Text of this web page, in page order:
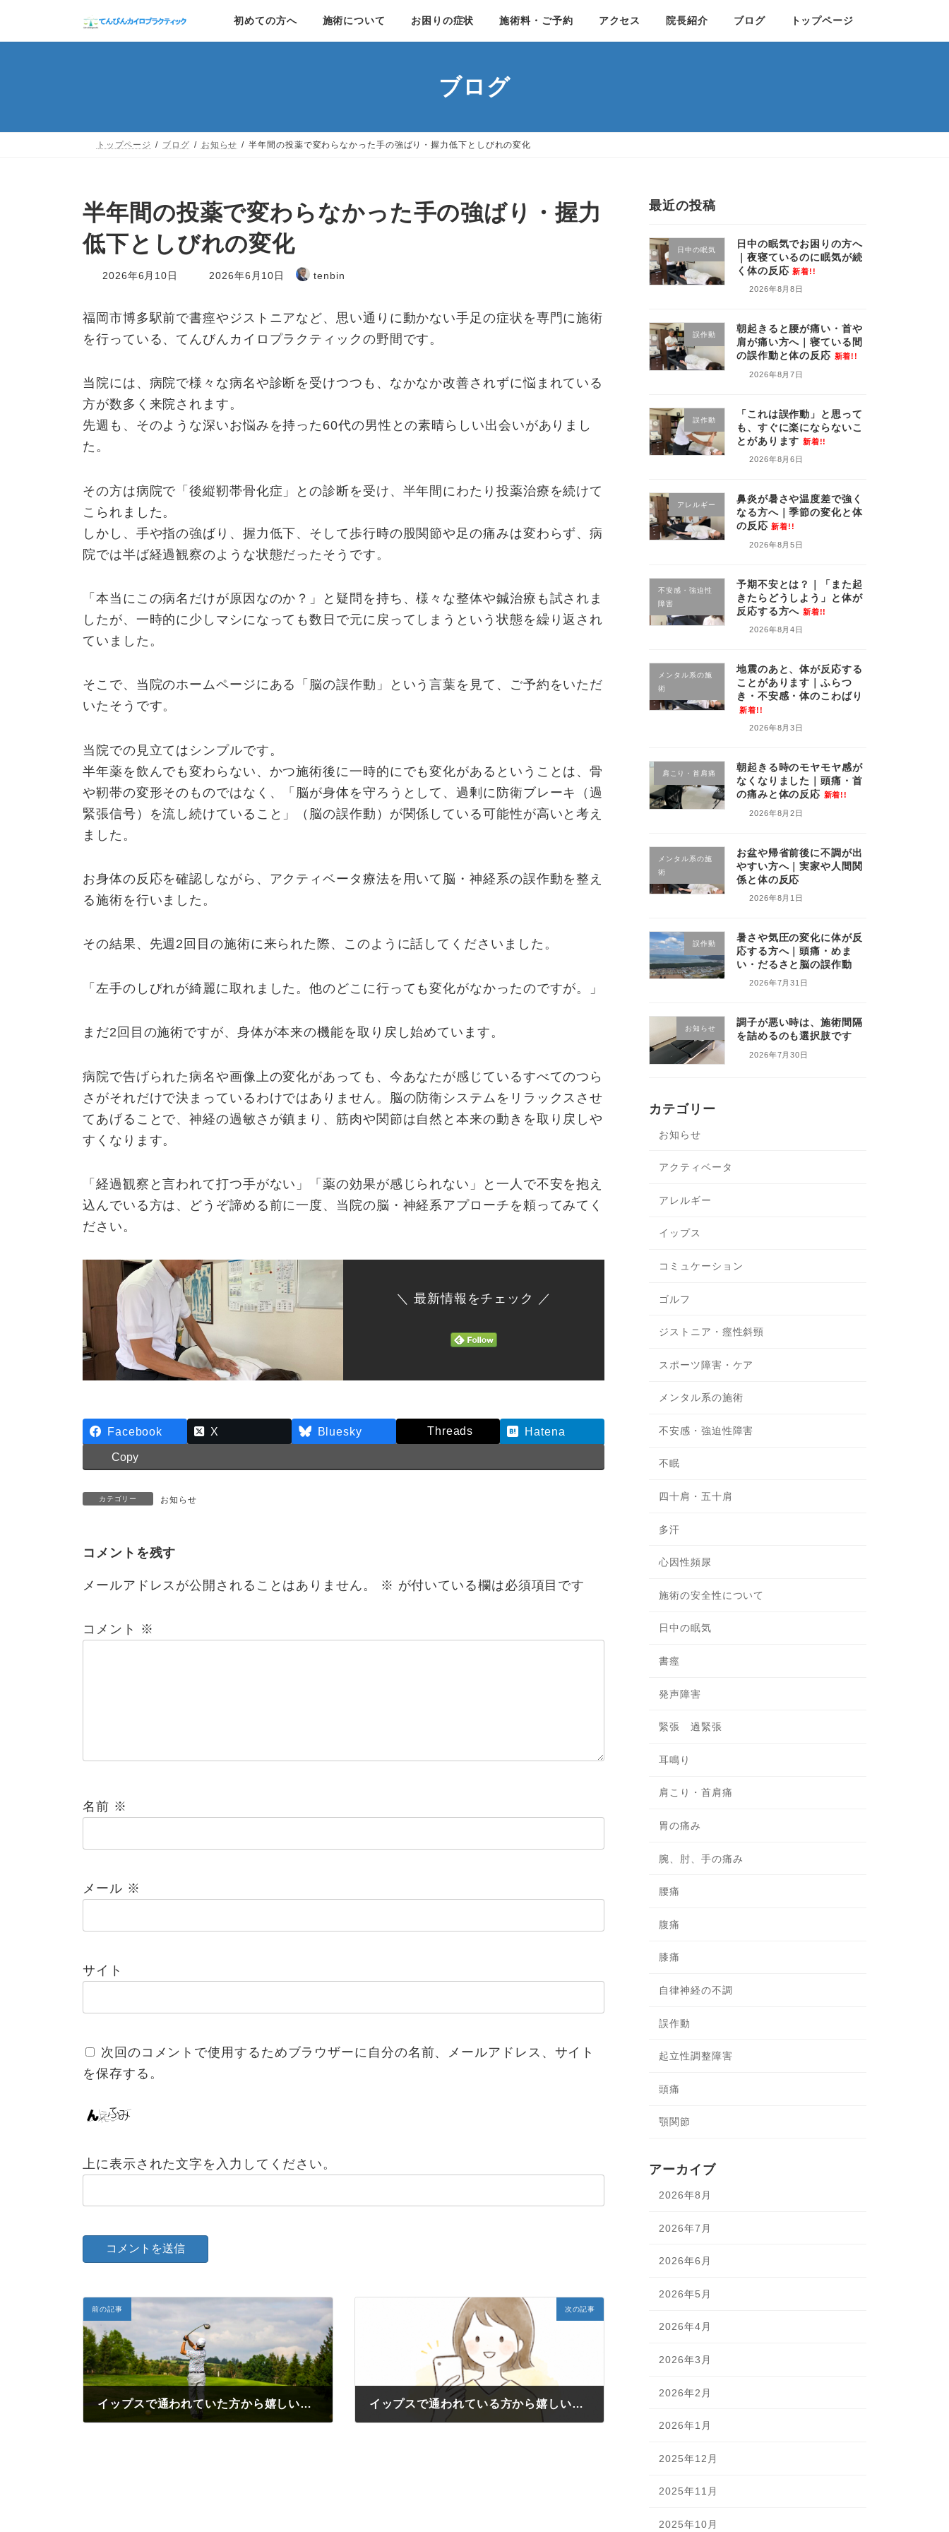
へ
ョ
初めての方へ 施術について お困りの症状 施術料・ご予約 アクセス 院長紹介 ブログ トップページ
ブログ
トップページ ブログ お知らせ 半年間の投薬で変わらなかった手の強ばり・握力低下としびれの変化
半年間の投薬で変わらなかった手の強ばり・握力
低下としびれの変化
2026年6月10日
最
更
日
:
2026年6月10日 tenbin
福岡市博多駅前で書痙やジストニアなど、思い通りに動かない手足の症状を専門に施術
を行っている、てんびんカイロプラクティックの野間です。
当院には、病院で様々な病名や診断を受けつつも、なかなか改善されずに悩まれている
方が数多く来院されます。
先週も、そのような深いお悩みを持った60代の男性との素晴らしい出会いがありまし
た。
その方は病院で「後縦靭帯骨化症」との診断を受け、半年間にわたり投薬治療を続けて
こられました。
しかし、手や指の強ばり、握力低下、そして歩行時の股関節や足の痛みは変わらず、病
院では半ば経過観察のような状態だったそうです。
「本当にこの病名だけが原因なのか？」と疑問を持ち、様々な整体や鍼治療も試されま
したが、一時的に少しマシになっても数日で元に戻ってしまうという状態を繰り返され
ていました。
そこで、当院のホームページにある「脳の誤作動」という言葉を見て、ご予約をいただ
いたそうです。
当院での見立てはシンプルです。
半年薬を飲んでも変わらない、かつ施術後に一時的にでも変化があるということは、骨
や靭帯の変形そのものではなく、「脳が身体を守ろうとして、過剰に防衛ブレーキ（過
緊張信号）を流し続けていること」（脳の誤作動）が関係している可能性が高いと考え
ました。
お身体の反応を確認しながら、アクティベータ療法を用いて脳・神経系の誤作動を整え
る施術を行いました。
その結果、先週2回目の施術に来られた際、このように話してくださいました。
「左手のしびれが綺麗に取れました。他のどこに行っても変化がなかったのですが。」
まだ2回目の施術ですが、身体が本来の機能を取り戻し始めています。
病院で告げられた病名や画像上の変化があっても、今あなたが感じているすべてのつら
さがそれだけで決まっているわけではありません。脳の防衛システムをリラックスさせ
てあげることで、神経の過敏さが鎮まり、筋肉や関節は自然と本来の動きを取り戻しや
すくなります。
「経過観察と言われて打つ手がない」「薬の効果が感じられない」と一人で不安を抱え
込んでいる方は、どうぞ諦める前に一度、当院の脳・神経系アプローチを頼ってみてく
ださい。
＼ 最新情報をチェック ／
Facebook X Bluesky Threads
Hatena
Copy
カテゴリー お知らせ
コメントを残す
メールアドレスが公開されることはありません。 ※ が付いている欄は必須項目です
コメント ※
名前 ※
メール ※
サイト
次回のコメントで使用するためブラウザーに自分の名前、メールアドレス、サイト
を保存する。
上に表示された文字を入力してください。
前の記事
イップスで通われていた方から嬉しいご連絡をいただきました
次の記事
イップスで通われている方から嬉しいご報告をいただきました
最近の投稿
日中の眠気
日中の眠気でお困りの方へ
｜夜寝ているのに眠気が続
く体の反応 新着!!
2026年8月8日
誤作動
朝起きると腰が痛い・首や
肩が痛い方へ｜寝ている間
の誤作動と体の反応 新着!!
2026年8月7日
誤作動
「これは誤作動」と思って
も、すぐに楽にならないこ
とがあります 新着!!
2026年8月6日
アレルギー
鼻炎が暑さや温度差で強く
なる方へ｜季節の変化と体
の反応 新着!!
2026年8月5日
不安感・強迫性
障害
予期不安とは？｜「また起
きたらどうしよう」と体が
反応する方へ 新着!!
2026年8月4日
メンタル系の施
術
地震のあと、体が反応する
ことがあります｜ふらつ
き・不安感・体のこわばり
新着!!
2026年8月3日
肩こり・首肩痛
朝起きる時のモヤモヤ感が
なくなりました｜頭痛・首
の痛みと体の反応 新着!!
2026年8月2日
メンタル系の施
術
お盆や帰省前後に不調が出
やすい方へ｜実家や人間関
係と体の反応
2026年8月1日
誤作動
暑さや気圧の変化に体が反
応する方へ｜頭痛・めま
い・だるさと脳の誤作動
2026年7月31日
お知らせ
調子が悪い時は、施術間隔
を詰めるのも選択肢です
2026年7月30日
カテゴリー
お知らせ
アクティベータ
アレルギー
イップス
コミュケーション
ゴルフ
ジストニア・痙性斜頸
スポーツ障害・ケア
メンタル系の施術
不安感・強迫性障害
不眠
四十肩・五十肩
多汗
心因性頻尿
施術の安全性について
日中の眠気
書痙
発声障害
緊張 過緊張
耳鳴り
肩こり・首肩痛
胃の痛み
腕、肘、手の痛み
腰痛
腹痛
膝痛
自律神経の不調
誤作動
起立性調整障害
頭痛
顎関節
アーカイブ
2026年8月
2026年7月
2026年6月
2026年5月
2026年4月
2026年3月
2026年2月
2026年1月
2025年12月
2025年11月
2025年10月